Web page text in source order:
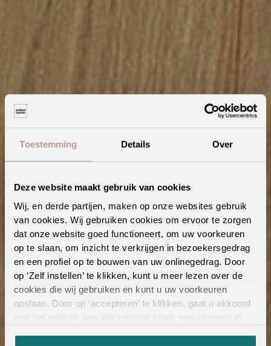
Toestemming Details Over
Deze website maakt gebruik van cookies
Wij, en derde partijen, maken op onze websites gebruik
van cookies. Wij gebruiken cookies om ervoor te zorgen
dat onze website goed functioneert, om uw voorkeuren
op te slaan, om inzicht te verkrijgen in bezoekersgedrag
en een profiel op te bouwen van uw onlinegedrag. Door
op ‘Zelf instellen’ te klikken, kunt u meer lezen over de
cookies die wij gebruiken en kunt u uw voorkeuren
opslaan. Door op ‘accepteren’ te klikken, gaat u akkoord
Unieke combinaties in huis: ontdek staal en visgraat pvc
Bekijk de collectie